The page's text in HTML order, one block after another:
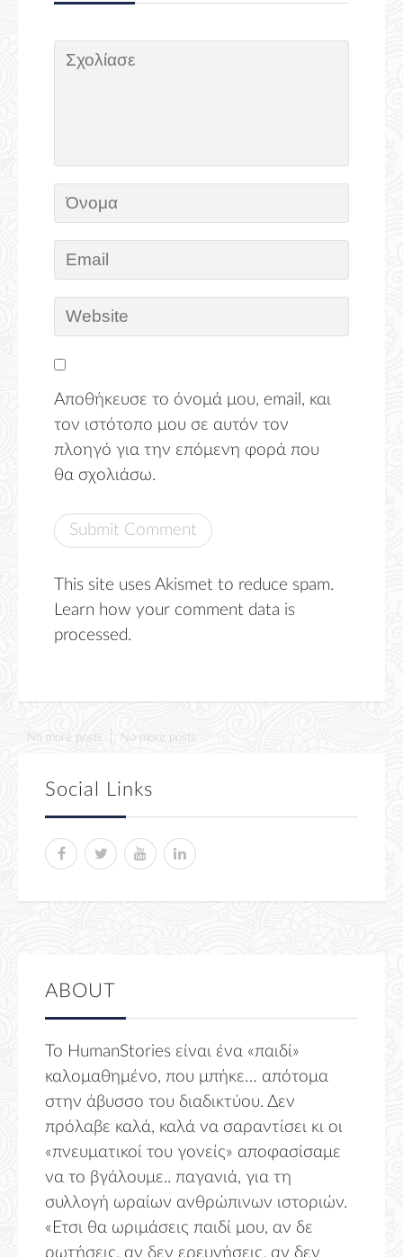
Αποθήκευσε το όνομά μου, email, και
τον ιστότοπο μου σε αυτόν τον
πλοηγό για την επόμενη φορά που
θα σχολιάσω.
This site uses Akismet to reduce spam.
Learn how your comment data is
processed.
No more posts No more posts
Social Links
ABOUT
Το HumanStories είναι ένα «παιδί»
καλομαθημένο, που μπήκε… απότομα
στην άβυσσο του διαδικτύου. Δεν
πρόλαβε καλά, καλά να σαραντίσει κι οι
«πνευματικοί του γονείς» αποφασίσαμε
να το βγάλουμε.. παγανιά, για τη
συλλογή ωραίων ανθρώπινων ιστοριών.
«Ετσι θα ωριμάσεις παιδί μου, αν δε
ρωτήσεις, αν δεν ερευνήσεις, αν δεν